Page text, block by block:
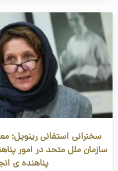
سخنرانی استفانی رینویل؛
سازمان ملل متحد در امور
پناهنده ی